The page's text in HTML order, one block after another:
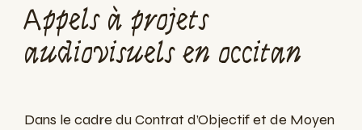
Appels à projets
audiovisuels en occitan
Dans le cadre du Contrat d’Objectif et de Moyen